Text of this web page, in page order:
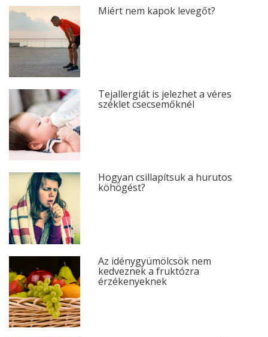
Miért nem kapok levegőt?
Tejallergiát is jelezhet a véres
széklet csecsemőknél
Hogyan csillapítsuk a hurutos
köhögést?
Az idénygyümölcsök nem
kedveznek a fruktózra
érzékenyeknek